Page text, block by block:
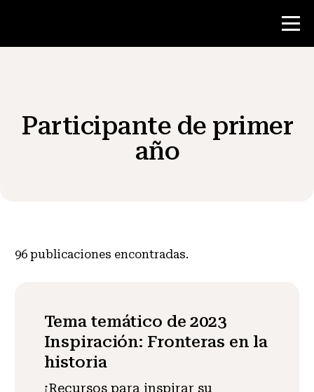
Recursos para maestros
Involucrarse
Participante de primer
año
96 publicaciones encontradas.
Tema temático de 2023
Inspiración: Fronteras en la
historia
¡Recursos para inspirar su